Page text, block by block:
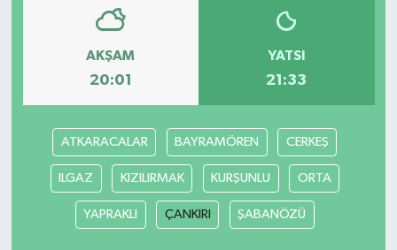
AKŞAM
20:01
YATSI
21:33
ATKARACALAR BAYRAMÖREN CERKEŞ
ILGAZ KIZILIRMAK KURŞUNLU ORTA
YAPRAKLI ÇANKIRI ŞABANÖZÜ